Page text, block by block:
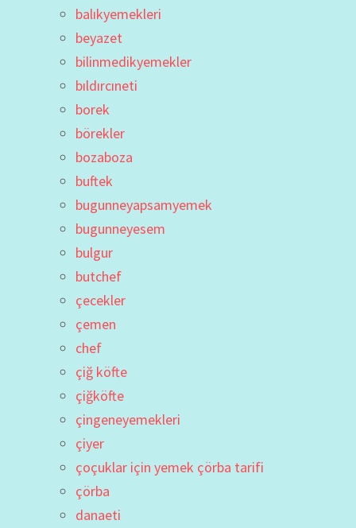
balıkyemekleri
beyazet
bilinmedikyemekler
bıldırcıneti
borek
börekler
bozaboza
buftek
bugunneyapsamyemek
bugunneyesem
bulgur
butchef
çecekler
çemen
chef
çiğ köfte
çiğköfte
çingeneyemekleri
çiyer
çoçuklar için yemek çörba tarifi
çörba
danaeti